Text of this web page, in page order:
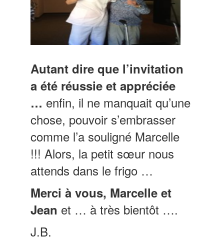
Autant dire que l’invitation
a été réussie et appréciée
… enfin, il ne manquait qu’une
chose, pouvoir s’embrasser
comme l’a souligné Marcelle
!!! Alors, la petit sœur nous
attends dans le frigo …
Merci à vous, Marcelle et
Jean et … à très bientôt ….
J.B.